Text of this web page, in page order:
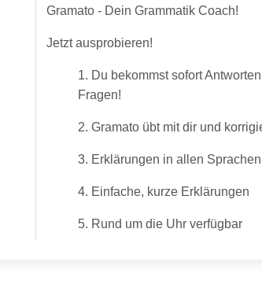
Gramato - Dein Grammatik Coach!
Jetzt ausprobieren!
1. Du bekommst sofort
Fragen!
2. Gramato übt mit dir und
3. Erklärungen in allen Sprachen
4. Einfache, kurze Erklärungen
5. Rund um die Uhr verfügbar